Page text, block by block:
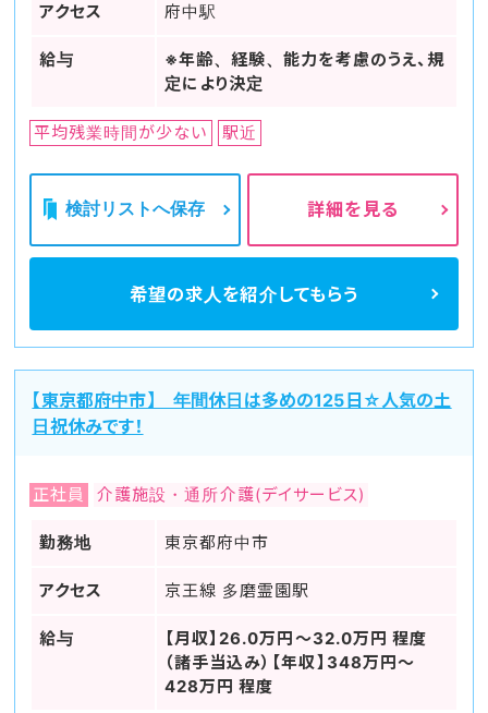
アクセス 府中駅
給与
※年齢、経験、能力を考慮のうえ、規
定により決定
平均残業時間が少ない 駅近
検討リストへ保存 詳細を見る
希望の求人を紹介してもらう
【東京都府中市】 年間休日は多めの125日☆人気の土
日祝休みです！
正社員 介護施設・通所介護(デイサービス)
勤務地 東京都府中市
アクセス 京王線 多磨霊園駅
給与
【月収】26.0万円～32.0万円 程度
（諸手当込み）【年収】348万円～
428万円 程度